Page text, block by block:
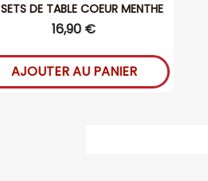
DE TABLE COEUR MENTHE
16,90 €
AJOUTER AU PANIER